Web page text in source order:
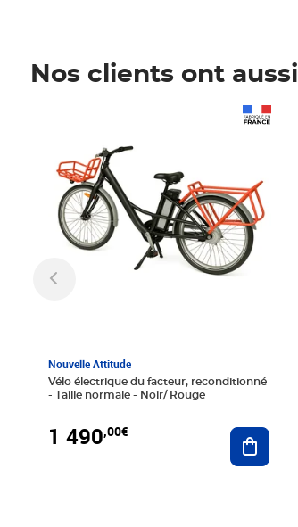
Nos clients ont
Nouvelle Attitude
Vélo électrique du facteur, reconditionné
- Taille normale - Noir/ Rouge
1 490,00€